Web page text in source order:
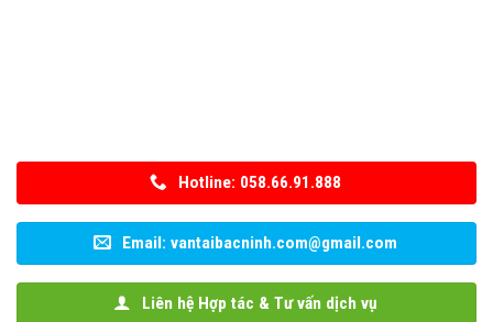
Hotline: 058.66.91.888
Email: vantaibacninh.com@gmail.com
Liên hệ Hợp tác & Tư vấn dịch vụ